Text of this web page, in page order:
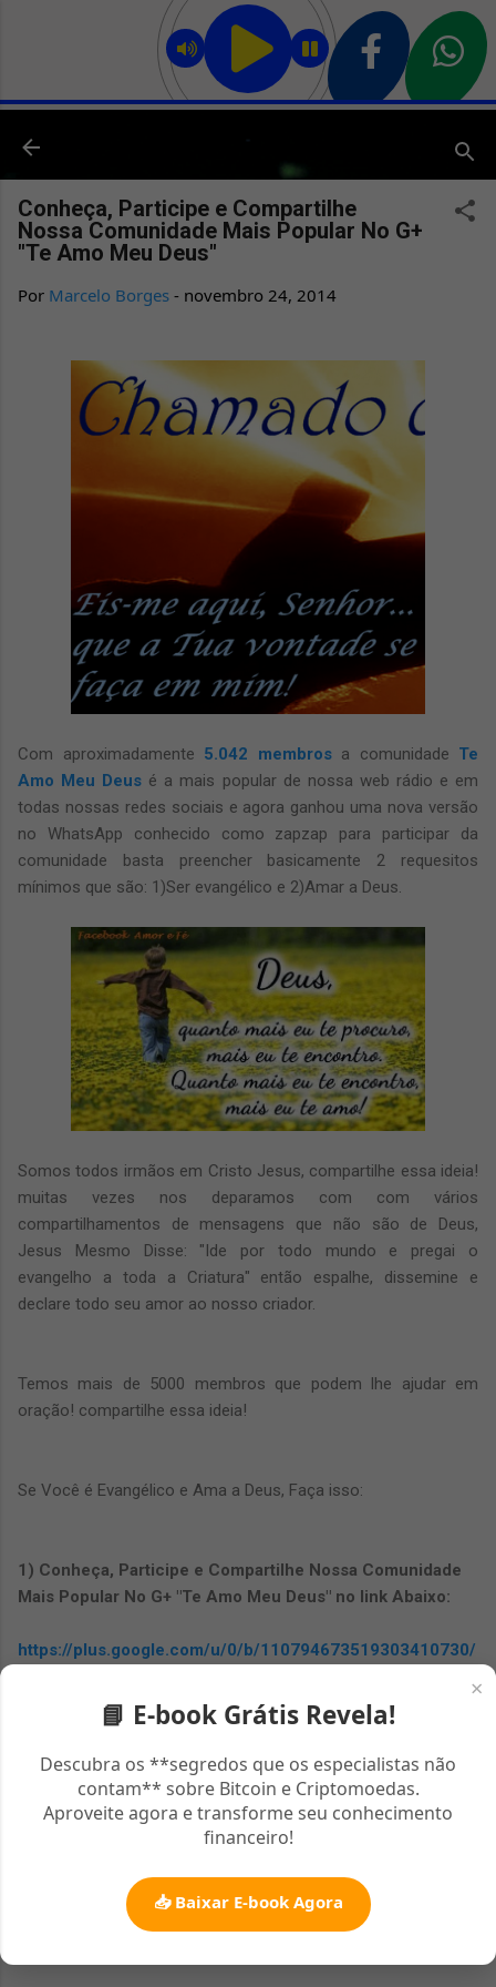
Pular para o conteúdo principal
×
📘 E-book Grátis Revela!
Descubra os **segredos que os especialistas não
contam** sobre Bitcoin e Criptomoedas.
Aproveite agora e transforme seu conhecimento
financeiro!
📥 Baixar E-book Agora
Conheça, Participe e Compartilhe
Nossa Comunidade Mais Popular No G+
"Te Amo Meu Deus"
Por Marcelo Borges - novembro 24, 2014
Com aproximadamente 5.042 membrosa comunidade Te
Amo Meu Deus é a mais popular de nossa web rádio e em
todas nossas redes sociais e agora ganhou uma nova versão
no WhatsApp conhecido como zapzap para participar da
comunidade basta preencher basicamente 2 requesitos
mínimos que são: 1)Ser evangélico e 2)Amar a Deus.
Somos todos irmãos em Cristo Jesus, compartilhe essa ideia!
muitas vezes nos deparamos com com vários
compartilhamentos de mensagens que não são de Deus,
Jesus Mesmo Disse: "Ide por todo mundo e pregai o
evangelho a toda a Criatura" então espalhe, dissemine e
declare todo seu amor ao nosso criador.
Temos mais de 5000 membros que podem lhe ajudar em
oração! compartilhe essa ideia!
Se Você é Evangélico e Ama a Deus, Faça isso:
1) Conheça, Participe e Compartilhe Nossa Comunidade
Mais Popular No G+ "Te Amo Meu Deus" no link Abaixo:
https://plus.google.com/u/0/b/110794673519303410730/
2) Adicione o WhatsApp Oficial da Comunidade "Te Amo
Meu Deus" e peça para entrar no Grupo. Vagas Limitadas!